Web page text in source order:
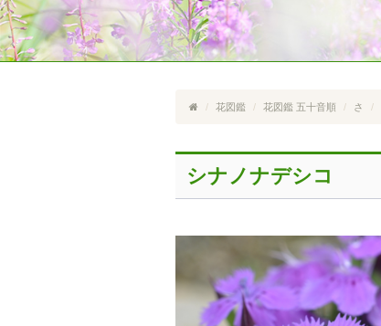
花図鑑 花図鑑 五十音順 さ
シナノナデシコ